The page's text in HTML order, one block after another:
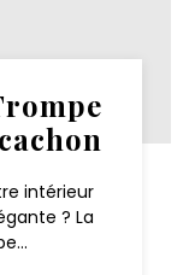
intérieur
? La